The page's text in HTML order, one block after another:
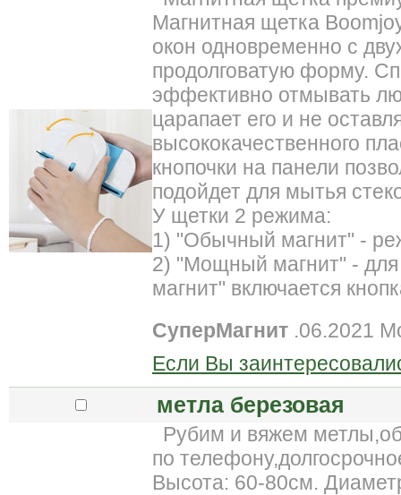
Магнитная щетка
окон одновременно с
продолговатую форму.
эффективно отмывать
царапает его и не
высококачественного
кнопочки на панели
подойдет для мытья
У щетки 2 режима:
1) "Обычный магнит" -
2) "Мощный магнит" -
магнит" включается
СуперМагнит .06.2021
Если Вы
метла березовая
Рубим и вяжем
по
Высота: 60-80см.